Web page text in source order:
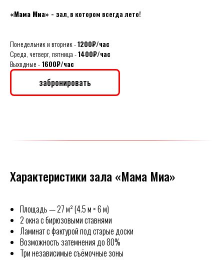
«Мама Миа» - зал, в котором всегда лето!
Понедельник и вторник -1200₽/час
Среда, четверг, пятница -1400₽/час
Выходные -1600₽/час
забронировать
Характеристики зала «Мама Миа»
Площадь — 27 м² (4.5 м × 6 м)
2 окна с бирюзовыми ставнями
Ламинат с фактурой под старые доски
Возможность затемнения до 80%
Три независимые съёмочные зоны